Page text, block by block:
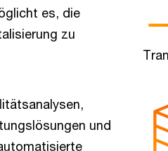
es, die
zu
und